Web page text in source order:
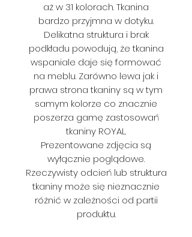
aż w 31 kolorach. Tkanina
bardzo przyjmna w dotyku.
Delikatna struktura i brak
podkładu powodują, że tkanina
wspaniale daje się formować
na meblu. Zarówno lewa jak i
prawa strona tkaniny są w tym
samym kolorze co znacznie
poszerza gamę zastosowań
tkaniny ROYAL.
Prezentowane zdjęcia są
wyłącznie poglądowe.
Rzeczywisty odcień lub struktura
tkaniny może się nieznacznie
różnić w zależności od partii
produktu.